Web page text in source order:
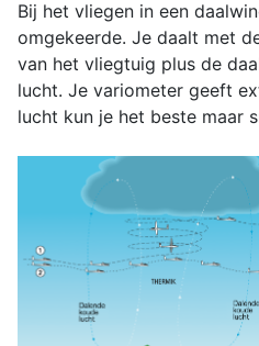
Bij het vliegen in een
omgekeerde. Je daalt met
van het vliegtuig plus de
lucht. Je variometer geeft
lucht kun je het beste maar